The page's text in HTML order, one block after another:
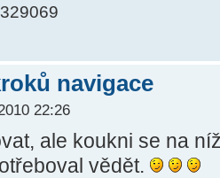
navigace
22:26
ale koukni se na
vědět.